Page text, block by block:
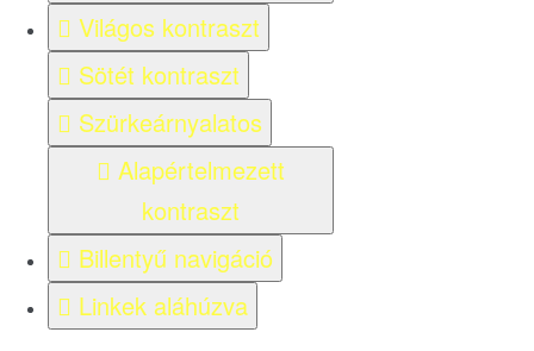
Világos kontraszt
Sötét kontraszt
Szürkeárnyalatos
Alapértelmezett
kontraszt
Billentyű navigáció
Linkek aláhúzva